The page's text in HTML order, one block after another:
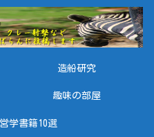
造船研究
趣味の部屋
学書籍10選